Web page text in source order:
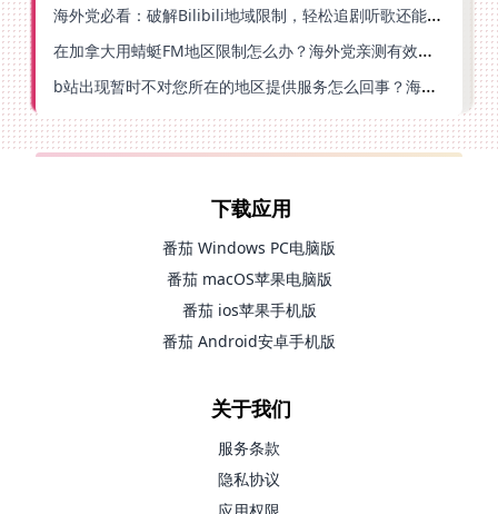
海外党必看：破解Bilibili地域限制，轻松追剧听歌还能流畅理财的实用指南
在加拿大用蜻蜓FM地区限制怎么办？海外党亲测有效的回国加速方案
b站出现暂时不对您所在的地区提供服务怎么回事？海外党亲测有效的回国加速方案
下载应用
番茄 Windows PC电脑版
番茄 macOS苹果电脑版
番茄 ios苹果手机版
番茄 Android安卓手机版
关于我们
服务条款
隐私协议
应用权限